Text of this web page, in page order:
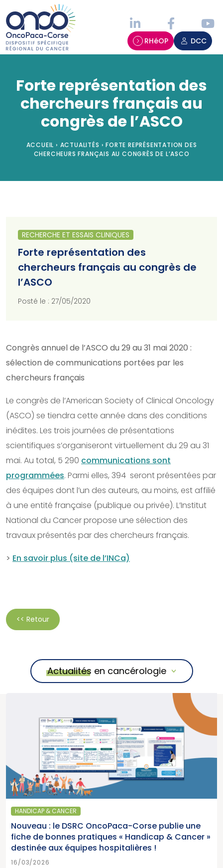
RHéOP DCC
Forte représentation des
chercheurs français au
congrès de l’ASCO
ACCUEIL › ACTUALITÉS › FORTE REPRÉSENTATION DES
CHERCHEURS FRANÇAIS AU CONGRÈS DE L’ASCO
RECHERCHE ET ESSAIS CLINIQUES
Forte représentation des
chercheurs français au congrès de
l’ASCO
Posté le : 27/05/2020
Congrès annuel de l’ASCO du 29 au 31 mai 2020 :
sélection de communications portées par les
chercheurs français
Le congrès de l’American Society of Clinical Oncology
(ASCO) se tiendra cette année dans des conditions
inédites. Les trois journées de présentations
scientifiques s’organiseront virtuellement du 29 au 31
mai. Au total, 5 290 communications sont
programmées. Parmi elles, 394 seront présentées par
des équipes dont l’un des auteurs, au moins, est affilié
à une entité française (publique ou privée). L’Institut
National du Cancer propose une sélection des
travaux présentés par des chercheurs français.
> En savoir plus (site de l’INCa)
<< Retour
Actualités en cancérologie
HANDICAP & CANCER
Nouveau : le DSRC OncoPaca-Corse publie une
fiche de bonnes pratiques « Handicap & Cancer »
destinée aux équipes hospitalières !
16/03/2026
Panneau de gestion des cookies